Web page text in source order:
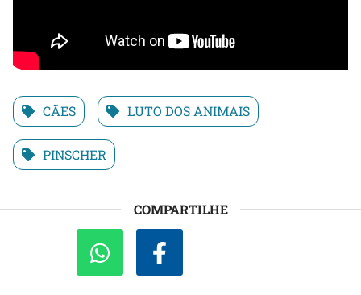
CÃES LUTO DOS ANIMAIS
PINSCHER
COMPARTILHE